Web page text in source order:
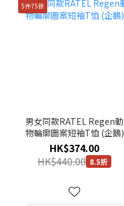
5件75折
男女同款RATEL Regen動
物輪廓圖案短袖T恤 (企鵝)
HK$374.00
HK$440.00 8.5折